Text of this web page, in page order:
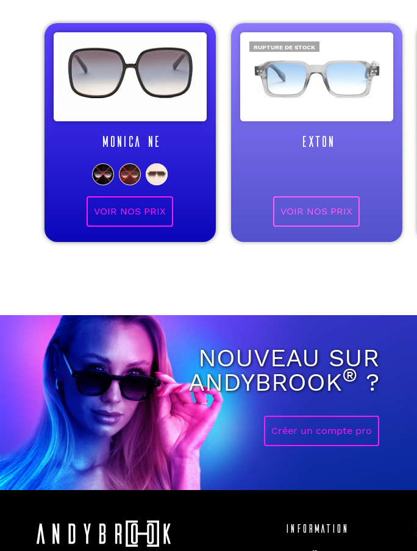
MONICA NE
VOIR NOS PRIX
RUPTURE DE STOCK
EXTON
VOIR NOS PRIX
NOUVEAU SUR
ANDYBROOK®?
Créer un compte pro
Information